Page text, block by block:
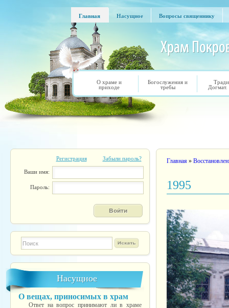
Главная
Главная
Насущное Вопросы священнику
Вопросы священнику
О храме и
приходе
Богослужения и
требы
Регистрация Забыли пароль?
Ваши имя:
Пароль:
Форма поиска
TESTINS
Насущное
О вещах, приносимых в храм
Ответ на вопрос принимают ли в храме
Вы здесь
Главная »
1995